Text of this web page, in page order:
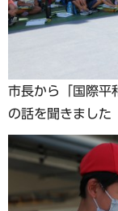
市長から「国際平
の話を聞きました